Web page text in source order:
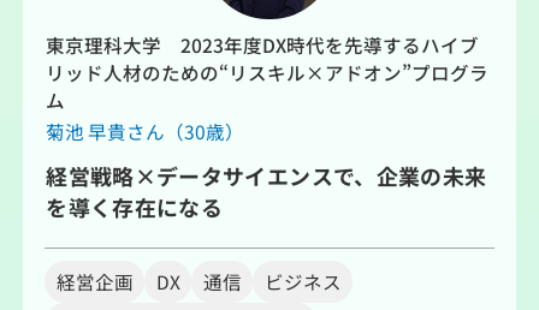
東京理科大学 2023年度DX時代を先導するハイブ
リッド人材のための“リスキル×アドオン”プログラ
ム
菊池 早貴さん（30歳）
経営戦略×データサイエンスで、企業の未来
を導く存在になる
経営企画 DX 通信
ビジネス